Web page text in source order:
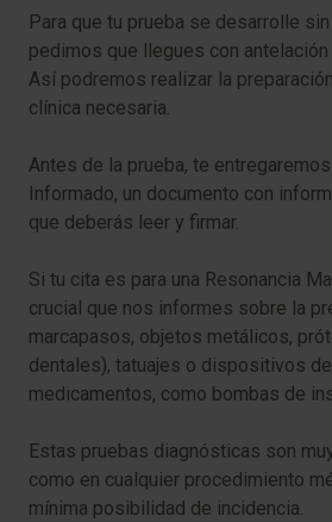
Para que tu prueba se desarrolle
pedimos que llegues con antelación
Así podremos realizar la
clínica necesaria.
Antes de la prueba, te
Informado, un documento con
que deberás leer y firmar.
Si tu cita es para una Resonancia
crucial que nos informes sobre la
marcapasos, objetos metálicos,
dentales), tatuajes o dispositivos
medicamentos, como bombas de
Estas pruebas diagnósticas son
como en cualquier procedimiento
mínima posibilidad de incidencia.